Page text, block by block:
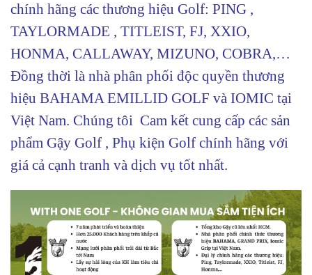
chính hãng các thương hiệu Golf: PING ,
TAYLORMADE , TITLEIST, FJ, XXIO,
HONMA, CALLAWAY, MIZUNO, COBRA,…
Đồng thời là nhà phân phối độc quyền thương
hiệu BAHAMA EMILLID GOLF và IOMIC tại
Việt Nam. Chúng tôi Cam kết cung cấp các sản
phẩm Gậy Golf , Phụ kiện Golf chính hãng với
giá cả cạnh tranh và dịch vụ tốt nhất.